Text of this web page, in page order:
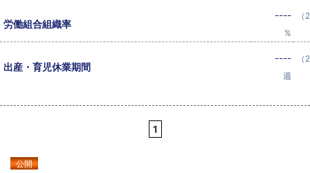
労働組合組織率
----
%
出産・育児休業期間
----
週
1
公開